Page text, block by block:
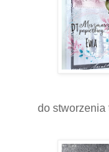
do stworzenia